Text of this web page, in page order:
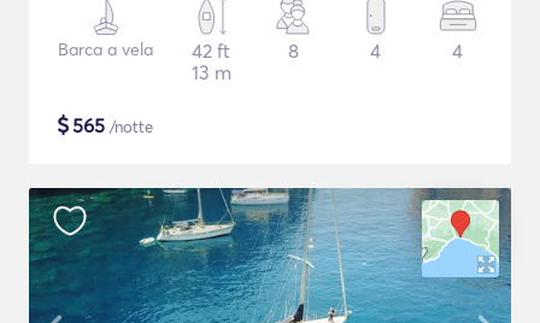
Barca a vela
42 ft
13 m
8 4 4
$565 /notte